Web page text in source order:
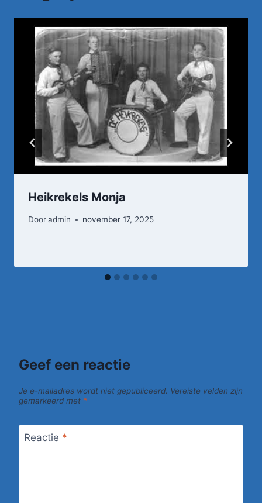
Heikrekels Monja
Dooradmin november 17, 2025
Geef een reactie
Je e-mailadres wordt niet gepubliceerd. Vereiste velden zijn
gemarkeerd met *
Reactie *